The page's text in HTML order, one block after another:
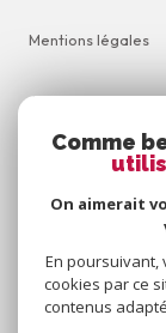
Mentions légales
Admin
Nos honoraires
Cookies
Comme
On aimerait
En poursuivant,
cookies par ce
contenus